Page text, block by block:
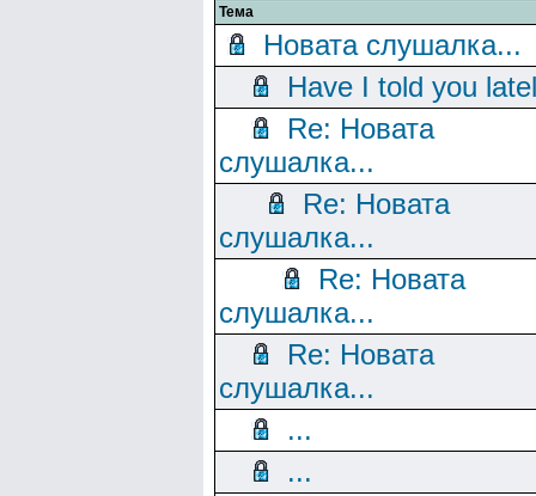
Тема
Новата слушалка...
Have I told you
Re: Новата
слушалка...
Re: Новата
слушалка...
Re: Новата
слушалка...
Re: Новата
слушалка...
...
...